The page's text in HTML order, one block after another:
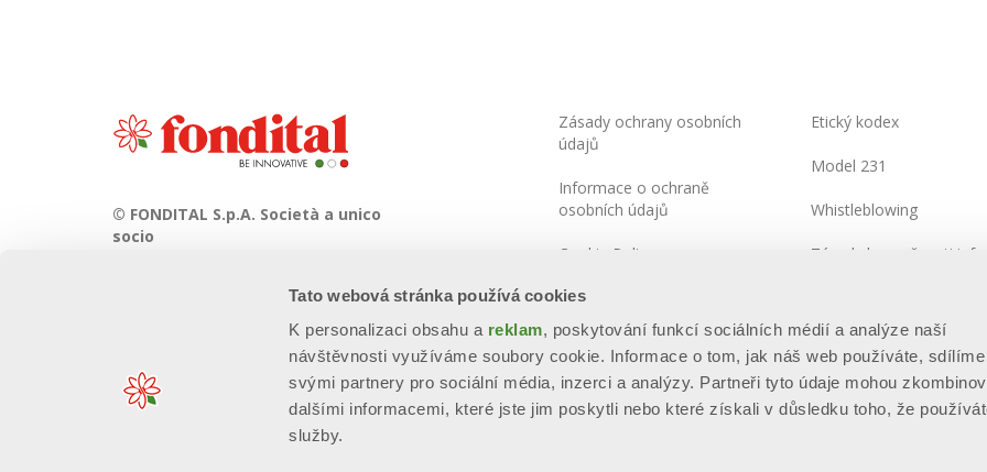
Tato webová stránka používá cookies
K personalizaci obsahu a reklam, poskytování funkcí sociálních médií a analýze naší
návštěvnosti využíváme soubory cookie. Informace o tom, jak náš web používáte,
svými partnery pro sociální média, inzerci a analýzy. Partneři tyto údaje mohou
dalšími informacemi, které jste jim poskytli nebo které získali v důsledku toho, že
služby.
© FONDITAL S.p.A. Società a unico
socio
Via Cerreto, 40 - 25079 VOBARNO
Zásady ochrany osobních
údajů
Informace o ochraně
osobních údajů
Cookie Policy
Integrated Systems Policy
Mapa stránek
Etický kodex
Model 231
Whistleblowing
Zásady bezpečnosti